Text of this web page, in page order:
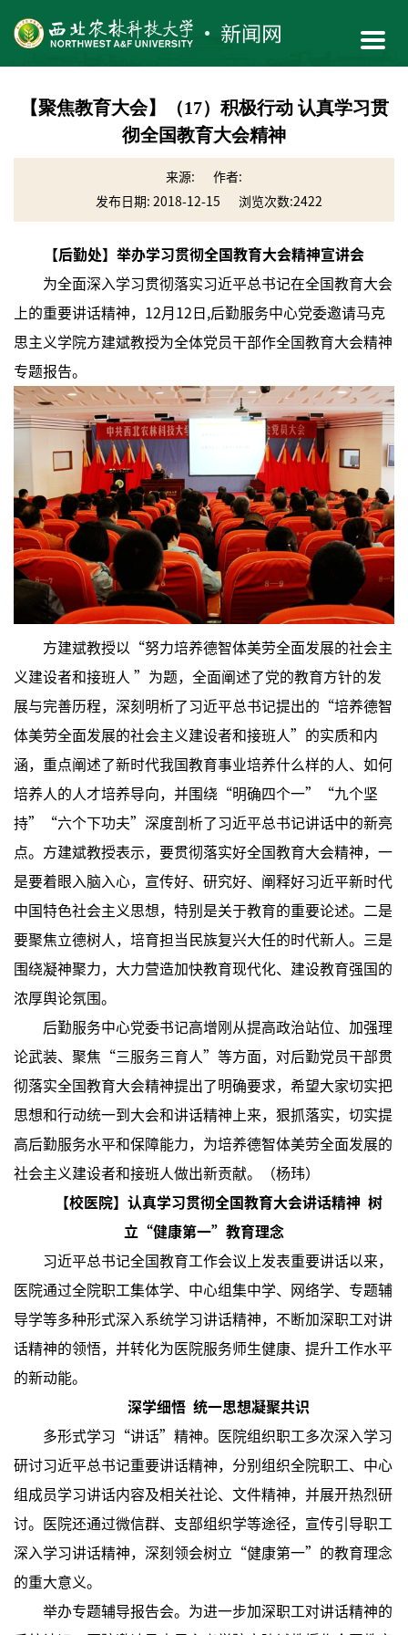
【聚焦教育大会】（17）积极行动 认真学习贯
彻全国教育大会精神
来源:
作者:
发布日期: 2018-12-15
浏览次数:2422
【后勤处】举办学习贯彻全国教育大会精神宣讲会
为全面深入学习贯彻落实习近平总书记在全国教育大会
上的重要讲话精神，12月12日,后勤服务中心党委邀请马克
思主义学院方建斌教授为全体党员干部作全国教育大会精神
专题报告。
方建斌教授以“努力培养德智体美劳全面发展的社会主
义建设者和接班人 ”为题，全面阐述了党的教育方针的发
展与完善历程，深刻明析了习近平总书记提出的“培养德智
体美劳全面发展的社会主义建设者和接班人”的实质和内
涵，重点阐述了新时代我国教育事业培养什么样的人、如何
培养人的人才培养导向，并围绕“明确四个一”“九个坚
持”“六个下功夫”深度剖析了习近平总书记讲话中的新亮
点。方建斌教授表示，要贯彻落实好全国教育大会精神，一
是要着眼入脑入心，宣传好、研究好、阐释好习近平新时代
中国特色社会主义思想，特别是关于教育的重要论述。二是
要聚焦立德树人，培育担当民族复兴大任的时代新人。三是
围绕凝神聚力，大力营造加快教育现代化、建设教育强国的
浓厚舆论氛围。
后勤服务中心党委书记高增刚从提高政治站位、加强理
论武装、聚焦“三服务三育人”等方面，对后勤党员干部贯
彻落实全国教育大会精神提出了明确要求，希望大家切实把
思想和行动统一到大会和讲话精神上来，狠抓落实，切实提
高后勤服务水平和保障能力，为培养德智体美劳全面发展的
社会主义建设者和接班人做出新贡献。（杨玮）
【校医院】认真学习贯彻全国教育大会讲话精神 树
立“健康第一”教育理念
习近平总书记全国教育工作会议上发表重要讲话以来，
医院通过全院职工集体学、中心组集中学、网络学、专题辅
导学等多种形式深入系统学习讲话精神，不断加深职工对讲
话精神的领悟，并转化为医院服务师生健康、提升工作水平
的新动能。
深学细悟 统一思想凝聚共识
多形式学习“讲话”精神。医院组织职工多次深入学习
研讨习近平总书记重要讲话精神，分别组织全院职工、中心
组成员学习讲话内容及相关社论、文件精神，并展开热烈研
讨。医院还通过微信群、支部组织学等途径，宣传引导职工
深入学习讲话精神，深刻领会树立“健康第一”的教育理念
的重大意义。
举办专题辅导报告会。为进一步加深职工对讲话精神的